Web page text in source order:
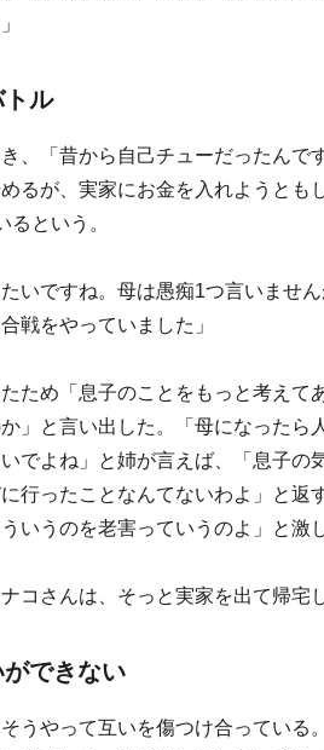
ル
、「昔から自己チューだったん
るが、実家にお金を入れようとも
るという。
たいですね。母は愚痴1つ言いませ
戦をやっていました」
ため「息子のことをもっと考えて
」と言い出した。「母になったら
でよね」と姉が言えば、「息子の
行ったことなんてないわよ」と返
いうのを老害っていうのよ」と激
コさんは、そっと実家を出て帰宅
できない
そうやって互いを傷つけ合ってい